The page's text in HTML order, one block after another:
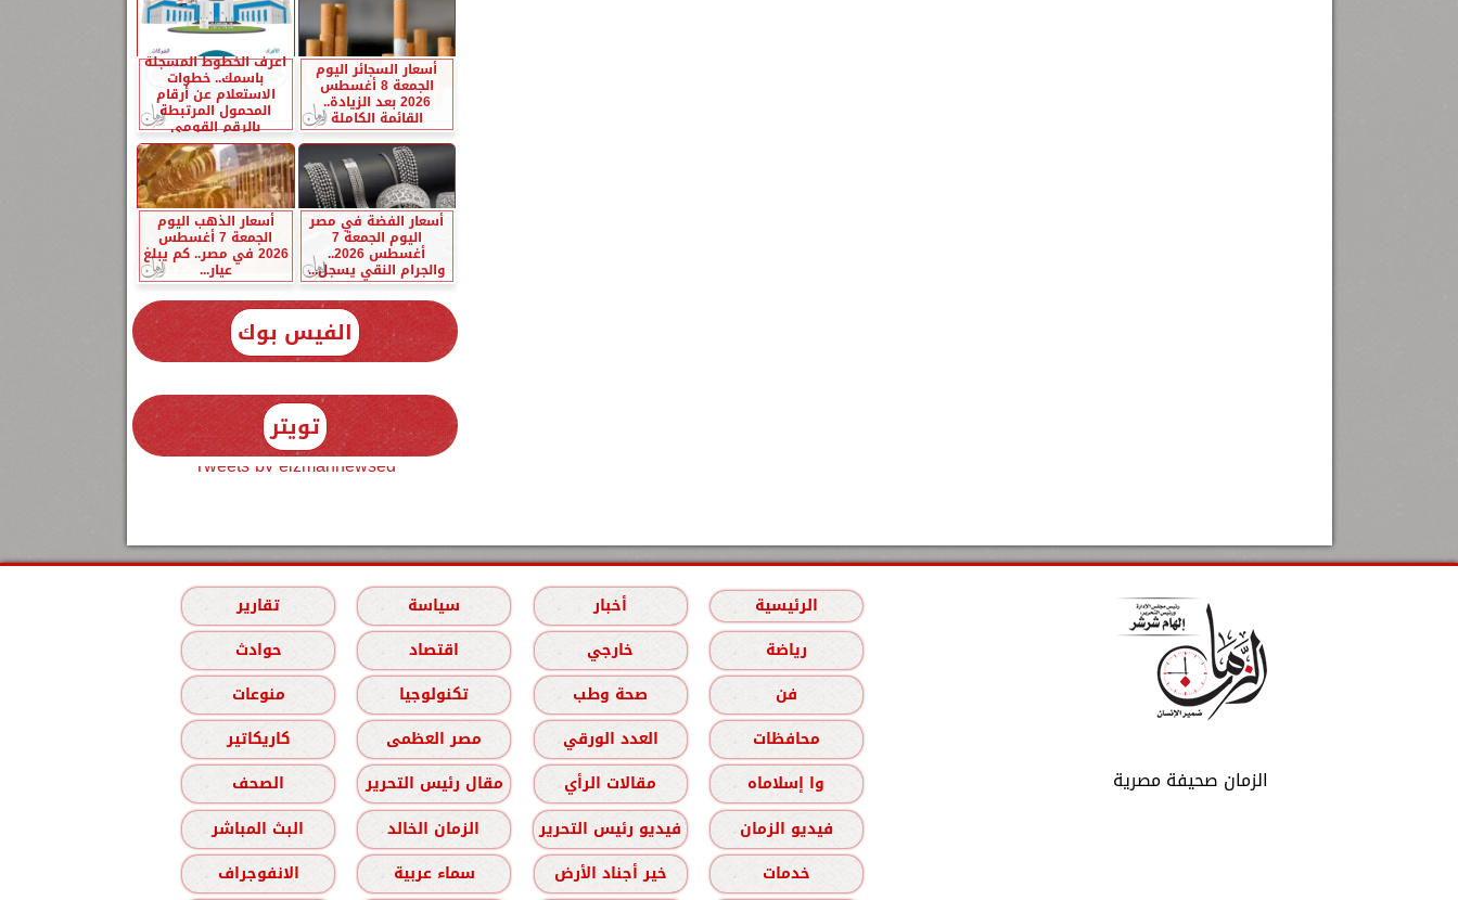
أسعار السجائر اليوم
الجمعة 8 أغسطس
2026 بعد الزيادة..
القائمة الكاملة
اعرف الخطوط المسجلة
باسمك.. خطوات
الاستعلام عن أرقام
المحمول المرتبطة
بالرقم القومي
أسعار الفضة في مصر
اليوم الجمعة 7
أغسطس 2026..
والجرام النقي يسجل...
أسعار الذهب اليوم
الجمعة 7 أغسطس
2026 في مصر.. كم يبلغ
عيار...
الفيس بوك
تويتر
Tweets by elzmannewseg
الزمان صحيفة مصرية
الرئيسية أخبار سياسة
تقارير
رياضة
خارجي اقتصاد
حوادث
فن
صحة وطب تكنولوجيا
منوعات
محافظات
العدد الورقي مصر العظمى
كاريكاتير
وا إسلاماه
مقالات الرأي مقال رئيس التحرير
الصحف
فيديو الزمان
فيديو رئيس التحرير الزمان الخالد
البث المباشر
خدمات
خير أجناد الأرض سماء عربية الانفوجراف